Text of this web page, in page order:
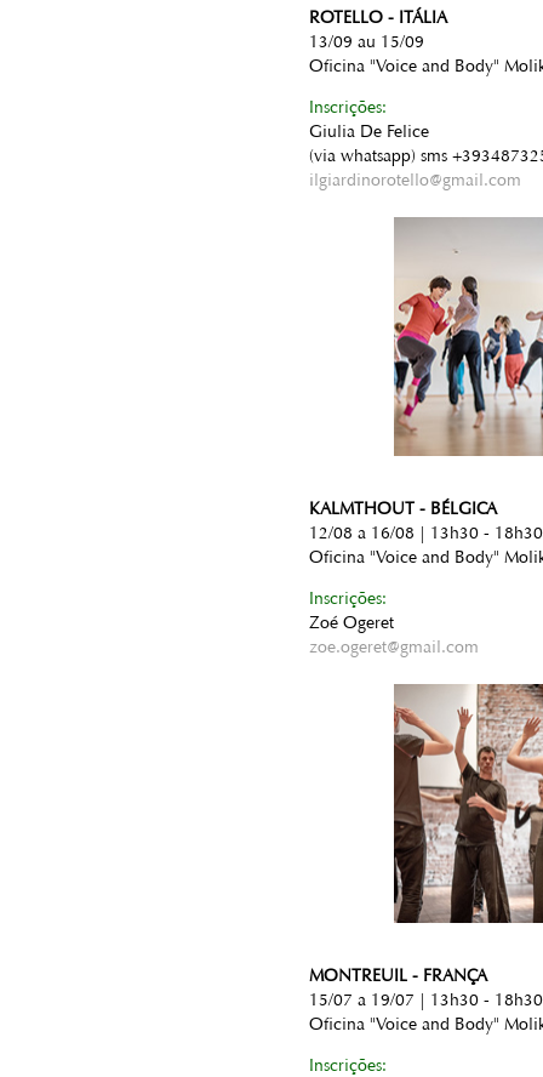
ROTELLO - ITÁLIA
13/09 au 15/09
Oficina "Voice and Body"
Inscrições:
Giulia De Felice
(via whatsapp) sms
ilgiardinorotello@gmail.com
KALMTHOUT - BÉLGICA
12/08 a 16/08 | 13h30 - 18h30
Oficina "Voice and Body"
Inscrições:
Zoé Ogeret
zoe.ogeret@gmail.com
MONTREUIL - FRANÇA
15/07 a 19/07 | 13h30 - 18h30
Oficina "Voice and Body"
Inscrições: